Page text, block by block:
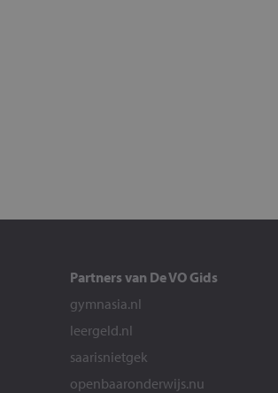
Partners van De VO Gids
gymnasia.nl
leergeld.nl
saarisnietgek
openbaaronderwijs.nu